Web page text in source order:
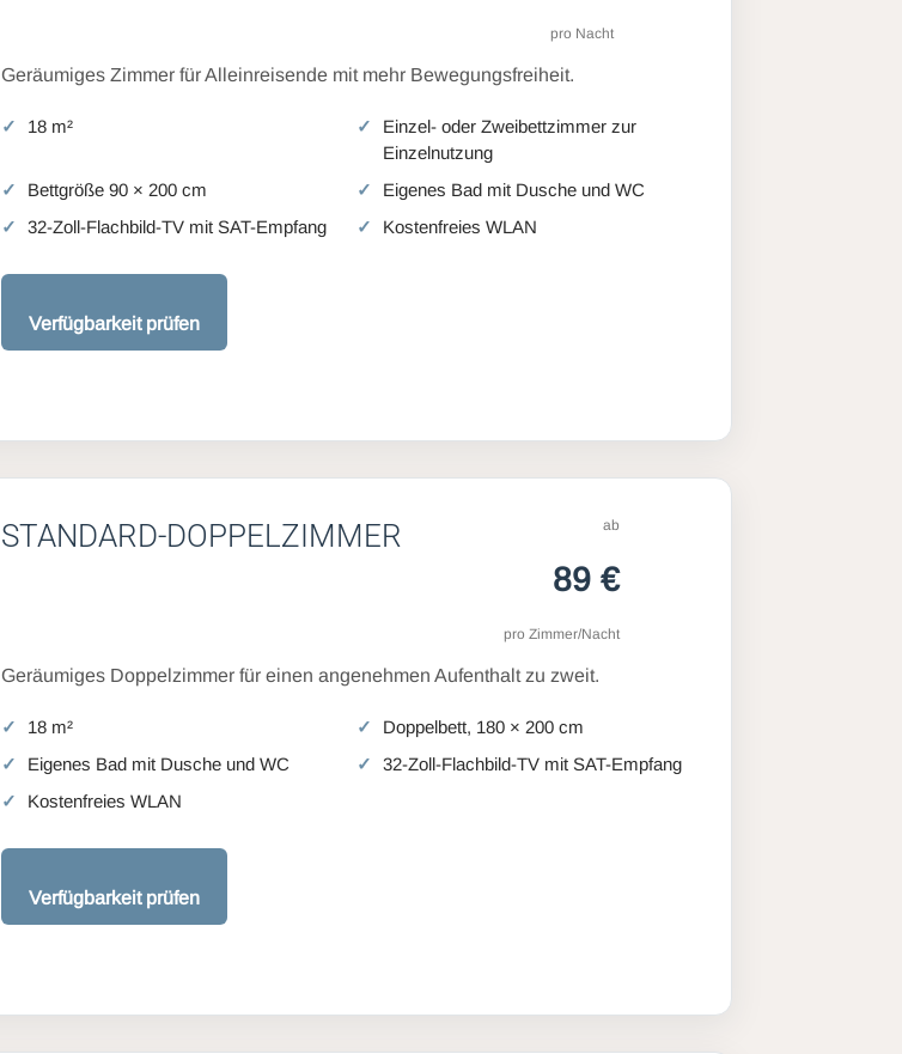
pro Nacht
Geräumiges Zimmer für Alleinreisende mit mehr Bewegungsfreiheit.
18 m²
Einzel- oder Zweibettzimmer zur
Einzelnutzung
Bettgröße 90 × 200 cm
Eigenes Bad mit Dusche und WC
32-Zoll-Flachbild-TV mit SAT-Empfang
Kostenfreies WLAN
Verfügbarkeit prüfen
STANDARD-DOPPELZIMMER ab
89 €
pro Zimmer/Nacht
Geräumiges Doppelzimmer für einen angenehmen Aufenthalt zu zweit.
18 m²
Doppelbett, 180 × 200 cm
Eigenes Bad mit Dusche und WC
32-Zoll-Flachbild-TV mit SAT-Empfang
Kostenfreies WLAN
Verfügbarkeit prüfen